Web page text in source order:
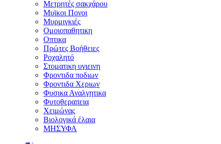
Μετρητές σακχάρου
Μυϊκοι Πονοι
Μυρμιγκιές
Ομοιοπαθητικη
Οπτικα
Πρώτες Βοήθειες
Ροχαλητό
Στοματικη υγιεινη
Φροντιδα ποδιων
Φροντιδα Χεριων
Φυσικα Αναλγητικα
Φυτοθεραπεια
Χειμώνας
Βιολογικά έλαια
ΜΗΣΥΦΑ